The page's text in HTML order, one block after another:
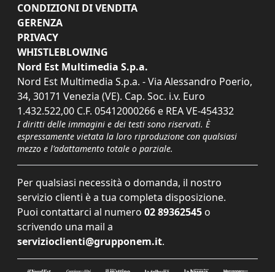
CONDIZIONI DI VENDITA
GERENZA
PRIVACY
WHISTLEBLOWING
Nord Est Multimedia S.p.a.
Nord Est Multimedia S.p.a. - Via Alessandro Poerio,
34, 30171 Venezia (VE). Cap. Soc. i.v. Euro
1.432.522,00 C.F. 05412000266 e REA VE-454332
I diritti delle immagini e dei testi sono riservati. È
espressamente vietata la loro riproduzione con qualsiasi
mezzo e l'adattamento totale o parziale.
Per qualsiasi necessità o domanda, il nostro
servizio clienti è a tua completa disposizione.
Puoi contattarci al numero 02 89362545 o
scrivendo una mail a
servizioclienti@grupponem.it.